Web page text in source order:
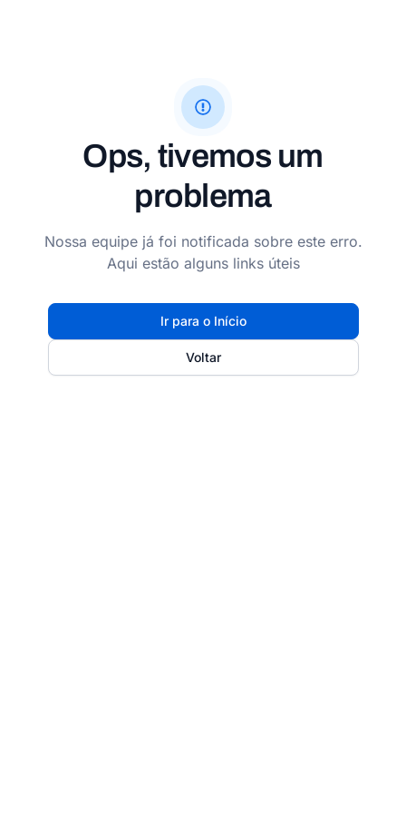
Ops, tivemos um
problema
Nossa equipe já foi notificada sobre este erro.
Aqui estão alguns links úteis
Ir para o Início
Voltar